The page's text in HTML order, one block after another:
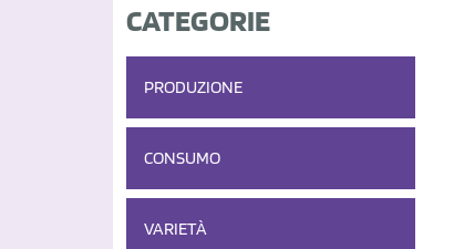
CATEGORIE
PRODUZIONE
CONSUMO
VARIETÀ